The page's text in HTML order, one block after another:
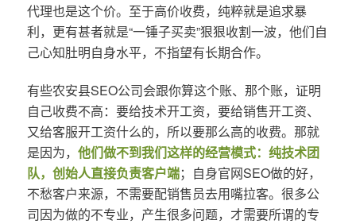
代理也是这个价。至于高价收费，纯粹就是追求暴
利，更有甚者就是“一锤子买卖”狠狠收割一波，他们自
己心知肚明自身水平，不指望有长期合作。
有些农安县SEO公司会跟你算这个账、那个账，证明
自己收费不高：要给技术开工资，要给销售开工资、
又给客服开工资什么的，所以要那么高的收费。那就
是因为， 他们做不到我们这样的经营模式：纯技术团
队，创始人直接负责客户端；自身官网SEO做的好，
不愁客户来源，不需要配销售员去用嘴拉客。很多公
司因为做的不专业，产生很多问题，才需要所谓的专